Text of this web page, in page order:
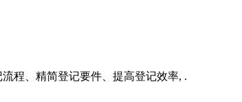
程、精简登记要件、提高登记效率, .